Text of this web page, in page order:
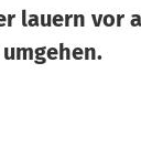
lauern vor